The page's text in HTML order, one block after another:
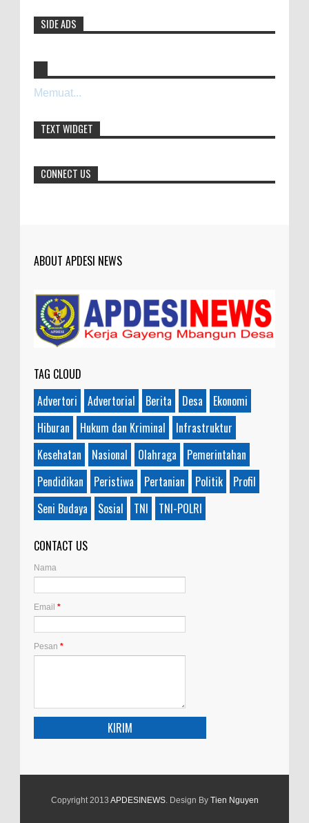
Dari SILPA 90 Miliar Hingga Masalah Air
0 7-28-2026
Diresmikan Serentak Oleh Presiden
Prabowo 55 Koperasi Merah Putih di Blora
0 5-16-2026
of slots, table games 제주 출장안마 and video
poker! Cas...
Mudah mudahan dengan jalan yang
Anonymous
honorer
SIDE ADS
Memuat...
TEXT WIDGET
CONNECT US
ABOUT APDESI NEWS
TAG CLOUD
Advertori
Advertorial Berita Desa
Ekonomi
Hiburan
Hukum dan Kriminal
Infrastruktur
Kesehatan
Nasional Olahraga
Pemerintahan
Pendidikan
Peristiwa Pertanian Politik
Profil
Seni Budaya
Sosial TNI TNI-POLRI
CONTACT US
Nama
Email *
Pesan *
Copyright 2013 APDESINEWS. Design By Tien Nguyen